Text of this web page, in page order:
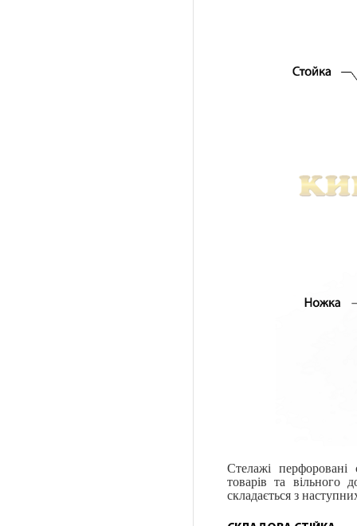
Стелажі перфоровані
товарів та вільного
складається з